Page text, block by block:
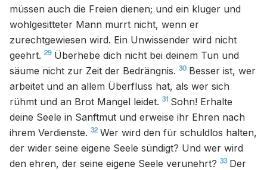
müssen auch die Freien dienen; und ein kluger und
wohlgesitteter Mann murrt nicht, wenn er
zurechtgewiesen wird. Ein Unwissender wird nicht
geehrt. 29 Überhebe dich nicht bei deinem Tun und
säume nicht zur Zeit der Bedrängnis. 30 Besser ist, wer
arbeitet und an allem Überfluss hat, als wer sich
rühmt und an Brot Mangel leidet. 31 Sohn! Erhalte
deine Seele in Sanftmut und erweise ihr Ehren nach
ihrem Verdienste. 32 Wer wird den für schuldlos halten,
der wider seine eigene Seele sündigt? Und wer wird
den ehren, der seine eigene Seele verunehrt? 33 Der